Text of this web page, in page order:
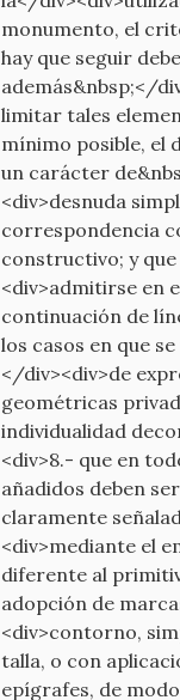
monumento, el
hay que seguir
además&nbsp;</
limitar tales
mínimo posible, el
un carácter
<div>desnuda
correspondencia
constructivo; y
<div>admitirse en
continuación de
los casos en que
</div><div>de
geométricas
individualidad
<div>8.- que en
añadidos deben
claramente
<div>mediante el
diferente al
adopción de
<div>contorno,
talla, o con
epígrafes, de